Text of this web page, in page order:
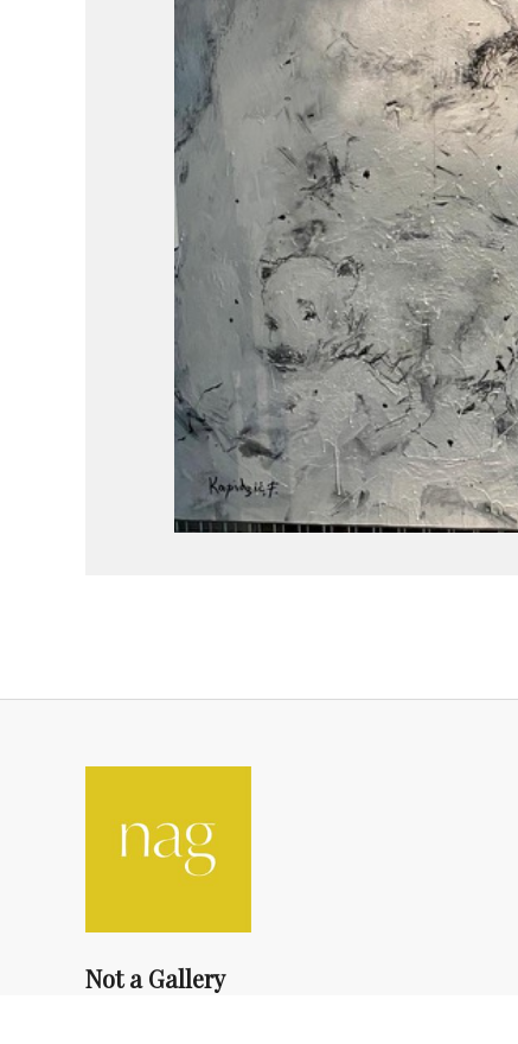
Not a Gallery